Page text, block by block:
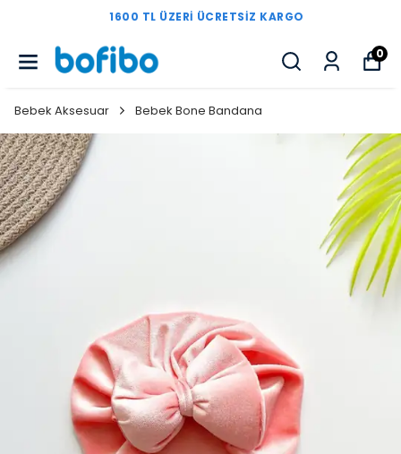
1600 TL ÜZERI ÜCRETSIZ KARGO
0
Bebek Aksesuar Bebek Bone Bandana